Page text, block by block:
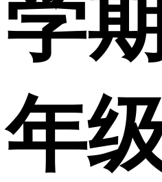
学
年